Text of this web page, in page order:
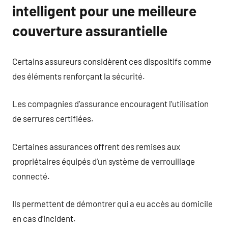
intelligent pour une meilleure
couverture assurantielle
Certains assureurs considèrent ces dispositifs comme
des éléments renforçant la sécurité.
Les compagnies d’assurance encouragent l’utilisation
de serrures certifiées.
Certaines assurances offrent des remises aux
propriétaires équipés d’un système de verrouillage
connecté.
Ils permettent de démontrer qui a eu accès au domicile
en cas d’incident.